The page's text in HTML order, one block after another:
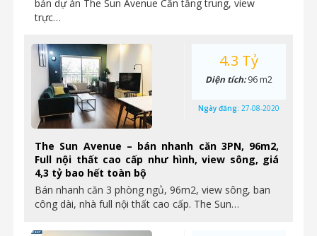
bản dự án The Sun Avenue Căn tầng trung, view
trực…
The Sun Avenue – bán nhanh căn 3PN, 96m2,
Full nội thất cao cấp như hình, view sông, giá
4,3 tỷ bao hết toàn bộ
Bán nhanh căn 3 phòng ngủ, 96m2, view sông, ban
công dài, nhà full nội thất cao cấp. The Sun…
4.3 Tỷ
Diện tích:96 m2
Ngày đăng: 27-08-2020